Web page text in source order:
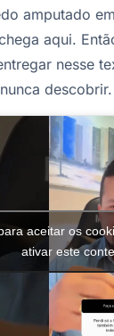
amputado
aqui.
nesse
descobrir.
aceitar os
ativar este